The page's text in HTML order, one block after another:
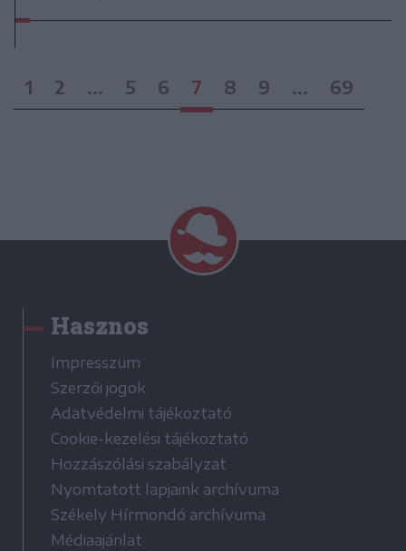
1 2 ... 5 6 7 8 9 ... 69
Hasznos
Impresszum
Szerzői jogok
Adatvédelmi tájékoztató
Cookie-kezelési tájékoztató
Hozzászólási szabályzat
Nyomtatott lapjaink archívuma
Székely Hírmondó archívuma
Médiaajánlat